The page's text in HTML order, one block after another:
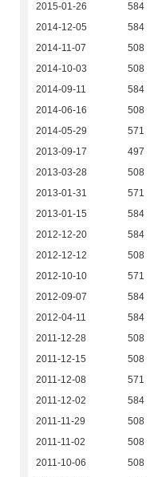
2015-01-26
584
2014-12-05
584
2014-11-07
508
2014-10-03
508
2014-09-11
584
2014-06-16
508
2014-05-29
571
2013-09-17
497
2013-03-28
508
2013-01-31
571
2013-01-15
584
2012-12-20
584
2012-12-12
508
2012-10-10
571
2012-09-07
584
2012-04-11
584
2011-12-28
508
2011-12-15
508
2011-12-08
571
2011-12-02
584
2011-11-29
508
2011-11-02
508
2011-10-06
508